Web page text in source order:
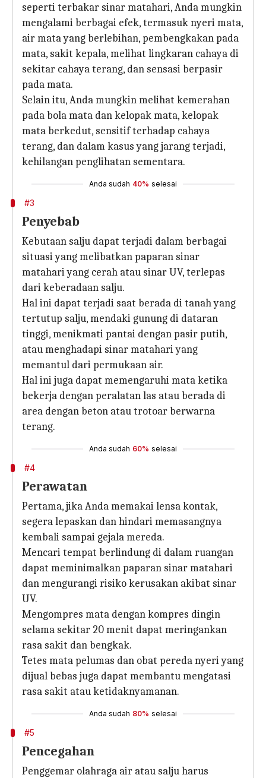
seperti terbakar sinar matahari, Anda mungkin
mengalami berbagai efek, termasuk nyeri mata,
air mata yang berlebihan, pembengkakan pada
mata, sakit kepala, melihat lingkaran cahaya di
sekitar cahaya terang, dan sensasi berpasir
pada mata.
Selain itu, Anda mungkin melihat kemerahan
pada bola mata dan kelopak mata, kelopak
mata berkedut, sensitif terhadap cahaya
terang, dan dalam kasus yang jarang terjadi,
kehilangan penglihatan sementara.
Anda sudah 40% selesai
#3
Penyebab
Kebutaan salju dapat terjadi dalam berbagai
situasi yang melibatkan paparan sinar
matahari yang cerah atau sinar UV, terlepas
dari keberadaan salju.
Hal ini dapat terjadi saat berada di tanah yang
tertutup salju, mendaki gunung di dataran
tinggi, menikmati pantai dengan pasir putih,
atau menghadapi sinar matahari yang
memantul dari permukaan air.
Hal ini juga dapat memengaruhi mata ketika
bekerja dengan peralatan las atau berada di
area dengan beton atau trotoar berwarna
terang.
Anda sudah 60% selesai
#4
Perawatan
Pertama, jika Anda memakai lensa kontak,
segera lepaskan dan hindari memasangnya
kembali sampai gejala mereda.
Mencari tempat berlindung di dalam ruangan
dapat meminimalkan paparan sinar matahari
dan mengurangi risiko kerusakan akibat sinar
UV.
Mengompres mata dengan kompres dingin
selama sekitar 20 menit dapat meringankan
rasa sakit dan bengkak.
Tetes mata pelumas dan obat pereda nyeri yang
dijual bebas juga dapat membantu mengatasi
rasa sakit atau ketidaknyamanan.
Anda sudah 80% selesai
#5
Pencegahan
Penggemar olahraga air atau salju harus